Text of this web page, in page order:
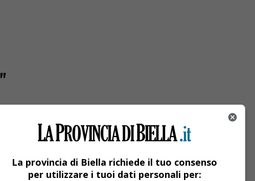
La provincia di Biella richiede il tuo consenso
per utilizzare i tuoi dati personali per: